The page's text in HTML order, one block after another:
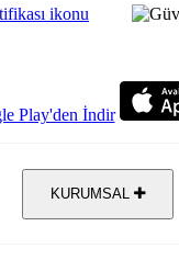
KURUMSAL